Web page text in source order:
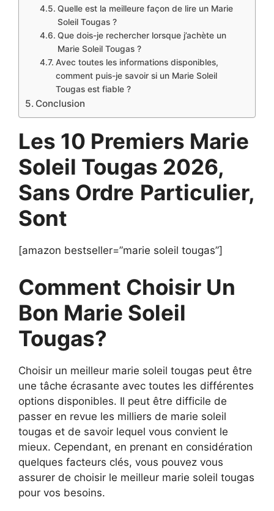
Quelle est la meilleure façon de lire un Marie
Soleil Tougas ?
Que dois-je rechercher lorsque j’achète un
Marie Soleil Tougas ?
Avec toutes les informations disponibles,
comment puis-je savoir si un Marie Soleil
Tougas est fiable ?
Conclusion
Les 10 Premiers Marie
Soleil Tougas 2026,
Sans Ordre Particulier,
Sont
[amazon bestseller=”marie soleil tougas”]
Comment Choisir Un
Bon Marie Soleil
Tougas?
Choisir un meilleur marie soleil tougas peut être
une tâche écrasante avec toutes les différentes
options disponibles. Il peut être difficile de
passer en revue les milliers de marie soleil
tougas et de savoir lequel vous convient le
mieux. Cependant, en prenant en considération
quelques facteurs clés, vous pouvez vous
assurer de choisir le meilleur marie soleil tougas
pour vos besoins.